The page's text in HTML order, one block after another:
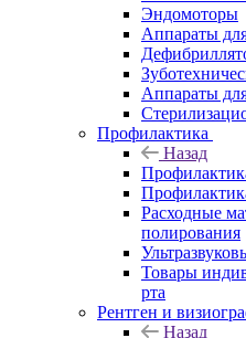
Эндомоторы
Аппараты
Аппараты
Профилактика
Назад
Расходные
полирования
Товары
рта
Рентген и
Назад